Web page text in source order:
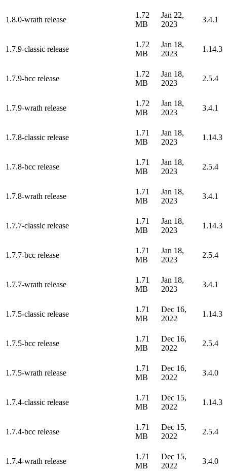
1.8.0-wrath release
1.72
MB
Jan 22,
2023
3.4.1
1.7.9-classic release
1.72
MB
Jan 18,
2023
1.14.3
1.7.9-bcc release
1.72
MB
Jan 18,
2023
2.5.4
1.7.9-wrath release
1.72
MB
Jan 18,
2023
3.4.1
1.7.8-classic release
1.71
MB
Jan 18,
2023
1.14.3
1.7.8-bcc release
1.71
MB
Jan 18,
2023
2.5.4
1.7.8-wrath release
1.71
MB
Jan 18,
2023
3.4.1
1.7.7-classic release
1.71
MB
Jan 18,
2023
1.14.3
1.7.7-bcc release
1.71
MB
Jan 18,
2023
2.5.4
1.7.7-wrath release
1.71
MB
Jan 18,
2023
3.4.1
1.7.5-classic release
1.71
MB
Dec 16,
2022
1.14.3
1.7.5-bcc release
1.71
MB
Dec 16,
2022
2.5.4
1.7.5-wrath release
1.71
MB
Dec 16,
2022
3.4.0
1.7.4-classic release
1.71
MB
Dec 15,
2022
1.14.3
1.7.4-bcc release
1.71
MB
Dec 15,
2022
2.5.4
1.7.4-wrath release
1.71
MB
Dec 15,
2022
3.4.0